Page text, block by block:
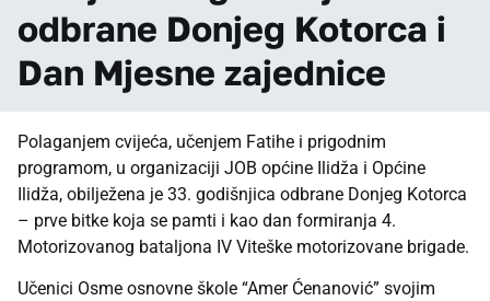
odbrane Donjeg Kotorca i
Dan Mjesne zajednice
Polaganjem cvijeća, učenjem Fatihe i prigodnim
programom, u organizaciji JOB općine Ilidža i Općine
Ilidža, obilježena je 33. godišnjica odbrane Donjeg Kotorca
– prve bitke koja se pamti i kao dan formiranja 4.
Motorizovanog bataljona IV Viteške motorizovane brigade.
Učenici Osme osnovne škole “Amer Ćenanović” svojim